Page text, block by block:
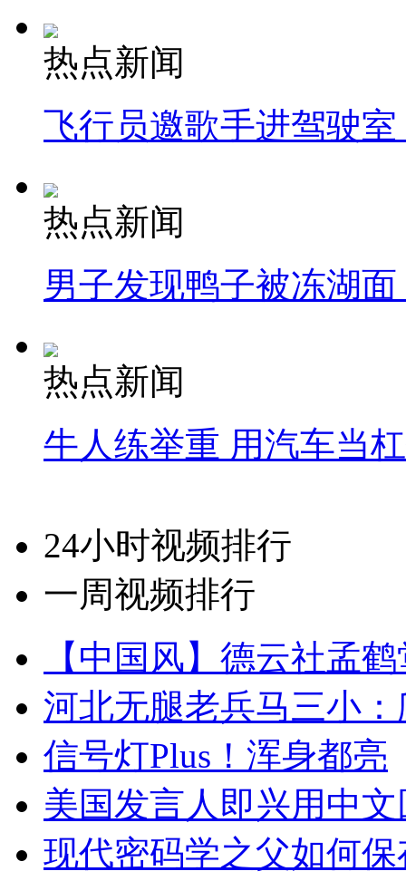
热点新闻
飞行员邀歌手进驾驶
热点新闻
男子发现鸭子被冻湖
热点新闻
牛人练举重 用汽车当
24小时视频排行
一周视频排行
【中国风】德云社孟
河北无腿老兵马三小
信号灯Plus！浑身都亮
美国发言人即兴用中
现代密码学之父如何